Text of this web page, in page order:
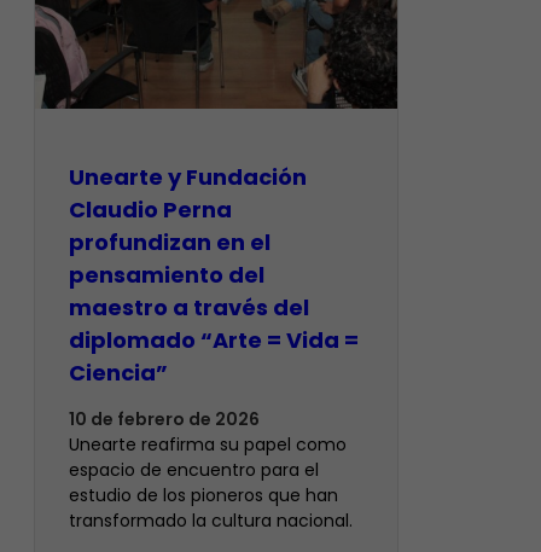
​Unearte y Fundación
Claudio Perna
profundizan en el
pensamiento del
maestro a través del
diplomado “Arte = Vida =
Ciencia”
10 de febrero de 2026
Unearte reafirma su papel como
espacio de encuentro para el
estudio de los pioneros que han
transformado la cultura nacional.